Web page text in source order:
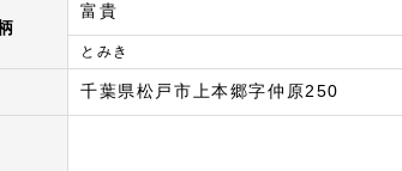
富貴
とみき
千葉県松戸市上本郷字仲原250